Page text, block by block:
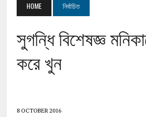
HOME নির্বাচিত
সুগন্ধি বিশেষজ্ঞ
করে খুন
8 OCTOBER 2016